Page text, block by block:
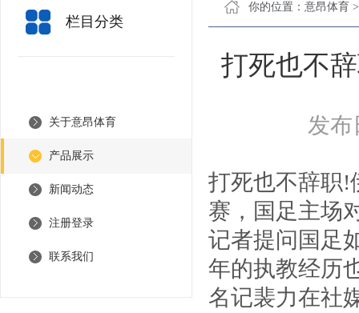
栏目分类
关于意昂体育
产品展示
新闻动态
注册登录
联系我们
你的位置： 意昂体育
打死也不
发布
打死也不辞职!
赛，国足主场
记者提问国足
年的执教经历
名记裴力在社